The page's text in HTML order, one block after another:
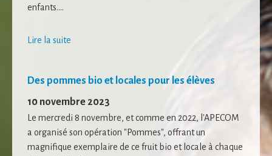
enfants....
Lire la suite
Des pommes bio et locales pour les élèves
10 novembre 2023
Le mercredi 8 novembre, et comme en 2022, l'APECOM
a organisé son opération "Pommes", offrant un
magnifique exemplaire de ce fruit bio et locale à chaque
Nécessaire
Ces cookies ne